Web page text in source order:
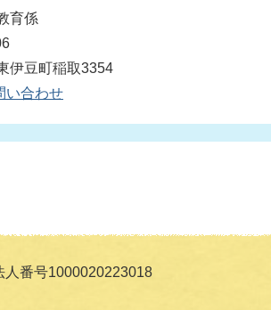
育係
伊豆町稲取3354
い合わせ
人番号1000020223018